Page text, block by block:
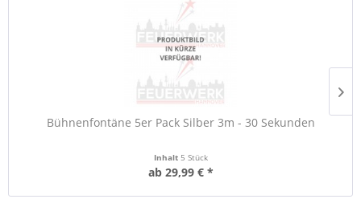
Bühnenfontäne 5er Pack Silber 3m - 30 Sekunden
Inhalt 5 Stück
ab 29,99 € *